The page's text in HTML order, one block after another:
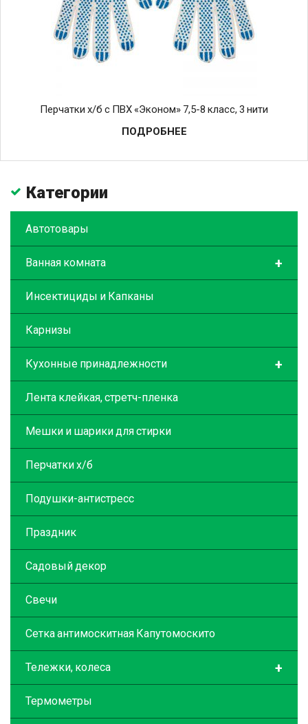
Перчатки х/б с ПВХ «Эконом» 7,5-8 класс, 3 нити
ПОДРОБНЕЕ
Категории
Автотовары
+
Ванная комната
Инсектициды и Капканы
Карнизы
+
Кухонные принадлежности
Лента клейкая, стретч-пленка
Мешки и шарики для стирки
Перчатки х/б
Подушки-антистресс
Праздник
Садовый декор
Свечи
Сетка антимоскитная Капутомоскито
+
Тележки, колеса
Термометры